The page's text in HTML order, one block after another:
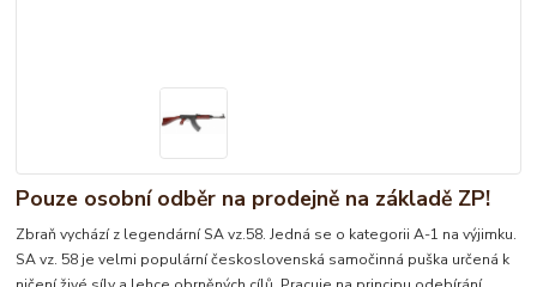
Pouze osobní odběr na prodejně na základě ZP!
Zbraň vychází z legendární SA vz.58. Jedná se o kategorii A-1 na výjimku.
SA vz. 58 je velmi populární československá samočinná puška určená k